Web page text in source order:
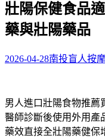
關
鍵
字:
壯陽保健食品
藥與壯陽藥品
2026-04-28南投盲人按
男人進口壯陽食物推薦
醫師診斷後使用外用產
藥效直接全壯陽藥健保